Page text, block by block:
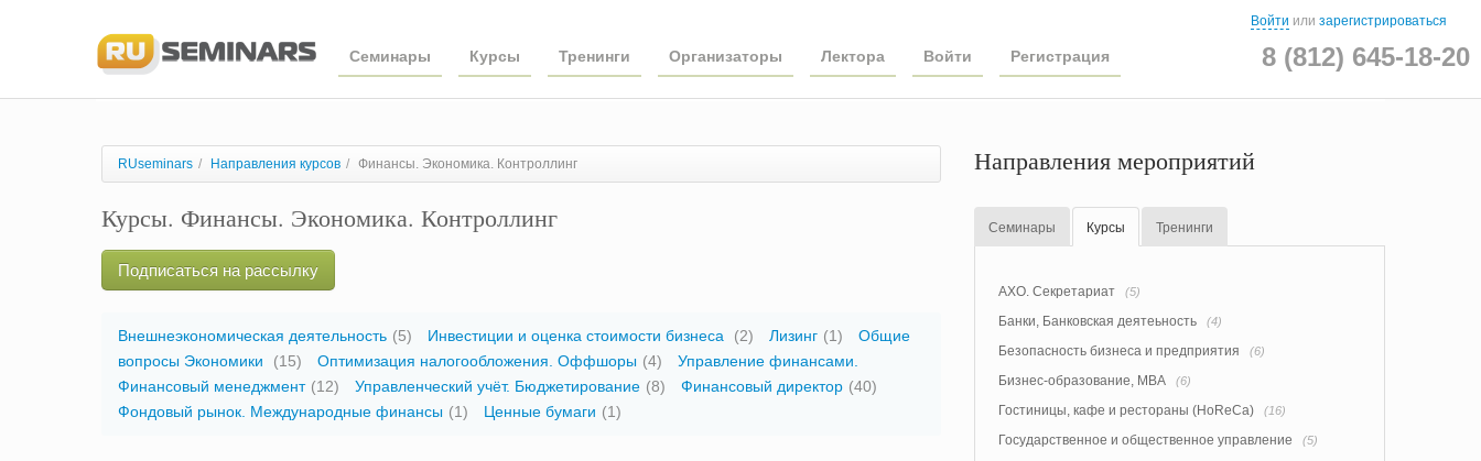
Семинары Курсы Тренинги Организаторы Лектора Войти Регистрация
Войти или зарегистрироваться
8 (812) 645-18-20
RUseminars / Направления курсов / Финансы. Экономика. Контроллинг
Курсы. Финансы. Экономика. Контроллинг
Подписаться на рассылку
Внешнеэкономическая деятельность (5) Инвестиции и оценка стоимости бизнеса (2) Лизинг (1)
Общие
вопросы Экономики
(15) Оптимизация налогообложения. Оффшоры (4)
Управление финансами.
Финансовый менеджмент (12) Управленческий учёт. Бюджетирование (8) Финансовый директор (40)
Фондовый рынок. Международные финансы (1) Ценные бумаги (1)
Направления мероприятий
Семинары Курсы Тренинги
АХО. Секретариат (5)
Банки, Банковская деятеьность (4)
Безопасность бизнеса и предприятия (6)
Бизнес-образование, MBA (6)
Гостиницы, кафе и рестораны (HoReCa) (16)
Государственное и общественное управление (5)